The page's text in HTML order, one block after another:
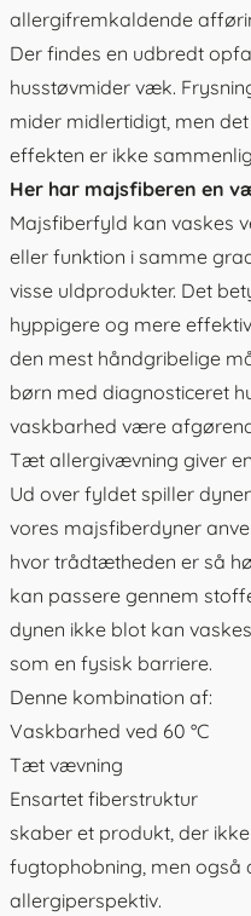
allergifremkaldende
Der findes en udbredt
husstøvmider væk.
mider midlertidigt, men
effekten er ikke
Her har majsfiberen en
Majsfiberfyld kan vaskes
eller funktion i samme
visse uldprodukter. Det
hyppigere og mere
den mest håndgribelige
børn med diagnosticeret
vaskbarhed være
Tæt allergivævning giver
Ud over fyldet spiller
vores majsfiberdyner
hvor trådtætheden er så
kan passere gennem
dynen ikke blot kan
som en fysisk barriere.
Denne kombination af:
Vaskbarhed ved 60 °C
Tæt vævning
Ensartet fiberstruktur
skaber et produkt, der
fugtophobning, men også
allergiperspektiv.